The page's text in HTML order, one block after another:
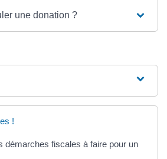
une donation ?
!
démarches fiscales à faire pour un